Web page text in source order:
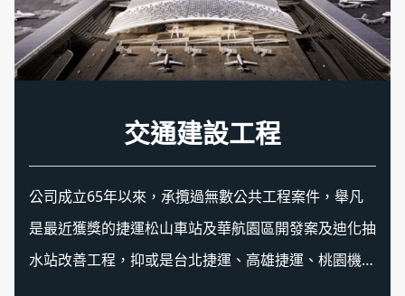
綠能工程
生技醫院工程
交通建設工程
公司成立65年以來，承攬過無數公共工程案件，舉凡
是最近獲獎的捷運松山車站及華航園區開發案及迪化抽
水站改善工程，抑或是台北捷運、高雄捷運、桃園機場
機電工程
特殊工程
資通訊工程